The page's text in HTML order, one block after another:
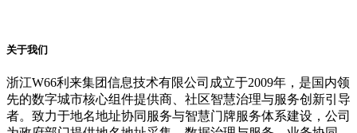
关于我们
浙江W66利来集团信息技术有限公司成立于2009年，是国内领
先的数字城市核心组件提供商、社区智慧治理与服务创新引导
者。致力于地名地址协同服务与智慧门牌服务体系建设，公司